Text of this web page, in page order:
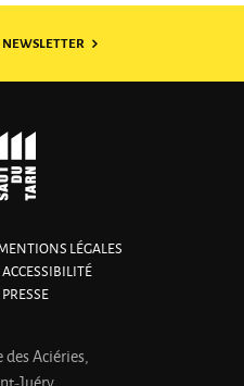
LÉGALES
ACCESSIBILITÉ
PRESSE
des Aciéries,